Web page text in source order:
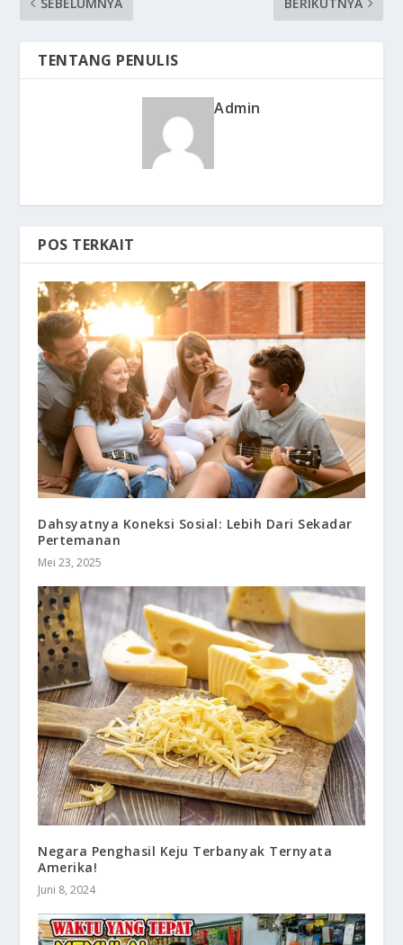
TENTANG PENULIS
Admin
POS TERKAIT
Dahsyatnya Koneksi Sosial: Lebih Dari Sekadar
Pertemanan
Mei 23, 2025
Negara Penghasil Keju Terbanyak Ternyata
Amerika!
Juni 8, 2024